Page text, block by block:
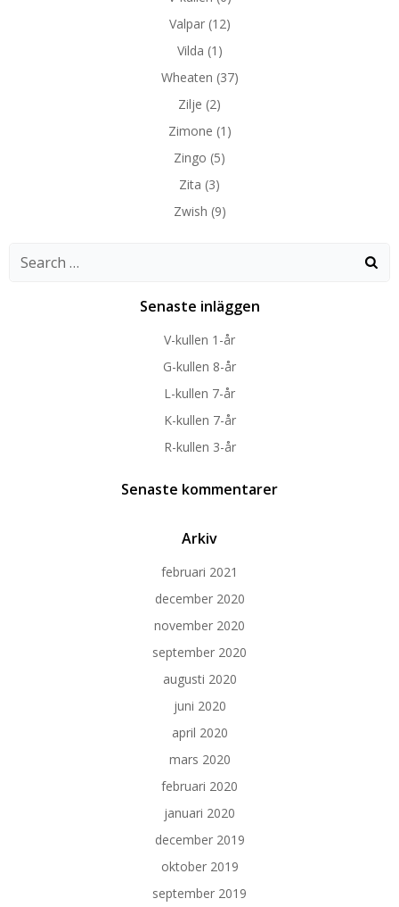
Valpar(12)
Vilda (1)
Wheaten (37)
Zilje (2)
Zimone (1)
Zingo (5)
Zita (3)
Zwish (9)
Search
Senaste inläggen
V-kullen 1-år
G-kullen 8-år
L-kullen 7-år
K-kullen 7-år
R-kullen 3-år
Senaste kommentarer
Arkiv
februari 2021
december 2020
november 2020
september 2020
augusti 2020
juni 2020
april 2020
mars 2020
februari 2020
januari 2020
december 2019
oktober 2019
september 2019